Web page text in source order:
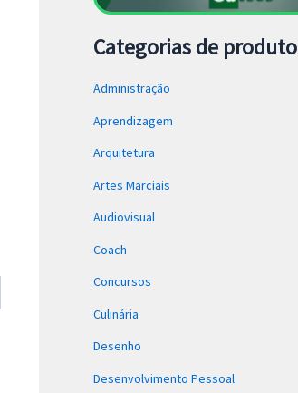
Categorias de produto
Administração
Aprendizagem
Arquitetura
Artes Marciais
Audiovisual
Coach
Concursos
Culinária
Desenho
Desenvolvimento Pessoal